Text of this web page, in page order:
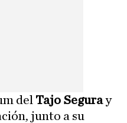
del Tajo Seguray
junto a su